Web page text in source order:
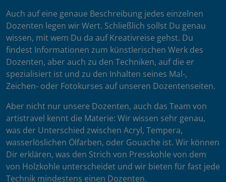
Auch auf eine genaue Beschreibung jedes einzelnen
Dozenten legen wir Wert. Schließlich sollst Du genau
wissen, mit wem Du da auf Kreativreise gehst. Du
findest Informationen zum künstlerischen Werk des
Dozenten, aber auch zu den Techniken, auf die er
spezialisiert ist und zu den Inhalten seines Mal-,
Zeichen- oder Fotokurses auf unseren Dozentenseiten.
Aber nicht nur unsere Dozenten, auch das Team von
artistravel kennt die Materie: Wir wissen sehr genau,
was der Unterschied zwischen Acryl, Tempera,
wasserlöslichen Ölfarben, oder Gouache ist. Wir können
Dir erklären, was den Strich von Presskohle von dem
von Holzkohle unterscheidet und wir bieten für fast jede
Technik mindestens einen Dozenten.